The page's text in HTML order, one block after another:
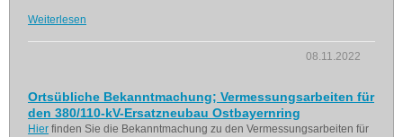
Weiterlesen
08.11.2022
Ortsübliche Bekanntmachung; Vermessungsarbeiten für
den 380/110-kV-Ersatzneubau Ostbayernring
Hier finden Sie die Bekanntmachung zu den Vermessungsarbeiten für